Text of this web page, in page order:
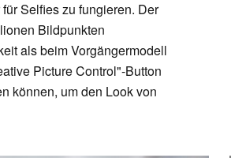
Selfies zu fungieren. Der
Bildpunkten
als beim Vorgängermodell
Picture Control"-Button
können, um den Look von